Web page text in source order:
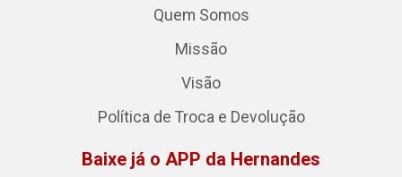
Quem Somos
Missão
Visão
Política de Troca e Devolução
Baixe já o APP da Hernandes